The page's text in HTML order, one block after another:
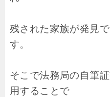
残された家族が発見
す。
そこで法務局の自筆
用することで